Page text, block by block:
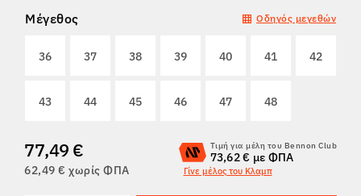
ΕΠΙΣΤΡΟΦΈΣ
Μέγεθος Οδηγός μεγεθών
36 37 38 39 40 41 42
43 44 45 46 47 48
77,49 €
62,49 € χωρίς ΦΠΑ
Τιμή για μέλη του Bennon Club
73,62 € με ΦΠΑ
Γίνε μέλος του Κλαμπ